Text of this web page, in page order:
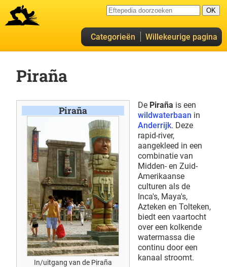
Categorieën Willekeurige pagina
Piraña
Piraña
In/uitgang van de Piraña
De Piraña is een
wildwaterbaan in
Anderrijk. Deze
rapid-river,
aangekleed in een
combinatie van
Midden- en Zuid-
Amerikaanse
culturen als de
Inca's, Maya's,
Azteken en Tolteken,
biedt een vaartocht
over een kolkende
watermassa die
continu door een
kanaal stroomt.